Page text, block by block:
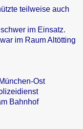
teilweise auch
im Einsatz.
im Raum Altötting
Ost
Bahnhof